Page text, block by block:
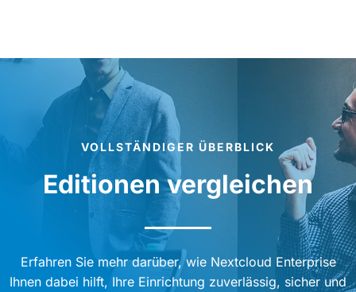
VOLLSTÄNDIGER ÜBERBLICK
Editionen vergleichen
Erfahren Sie mehr darüber, wie Nextcloud Enterprise
Ihnen dabei hilft, Ihre Einrichtung zuverlässig, sicher und